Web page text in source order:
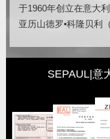
于1960年创立在意大
亚历山德罗•科隆贝利
SEPAUL|意